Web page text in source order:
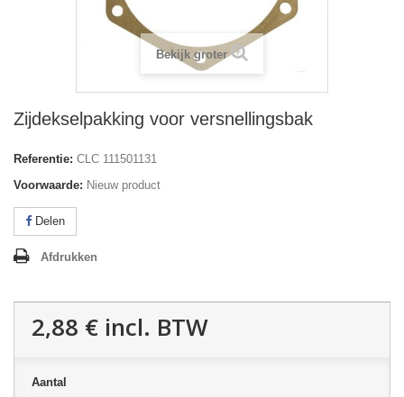
Bekijk groter
Zijdekselpakking voor versnellingsbak
Referentie: CLC 111501131
Voorwaarde: Nieuw product
Delen
Afdrukken
2,88 € incl. BTW
Aantal